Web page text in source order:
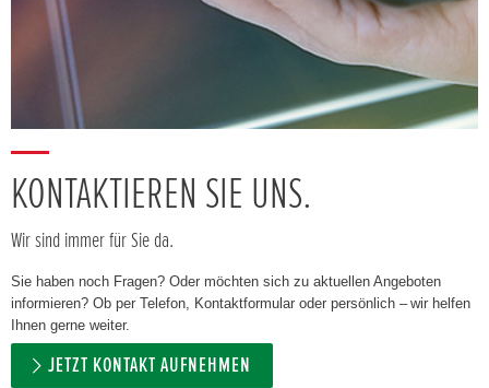
KONTAKTIEREN SIE UNS.
Wir sind immer für Sie da.
Sie haben noch Fragen? Oder möchten sich zu aktuellen Angeboten
informieren? Ob per Telefon, Kontaktformular oder persönlich – wir helfen
Ihnen gerne weiter.
JETZT KONTAKT AUFNEHMEN